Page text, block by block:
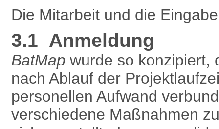
Die Mitarbeit und die
3.1 Anmeldung
BatMap wurde so konzipiert,
nach Ablauf der
personellen Aufwand
verschiedene Maßnahmen